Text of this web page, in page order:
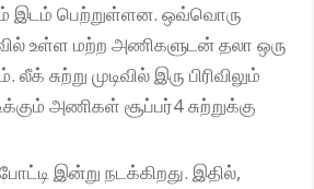
இடம் பெற்றுள்ளன. ஒவ்வொரு
உள்ள மற்ற அணிகளுடன் தலா ஒரு
சுற்று முடிவில் இரு பிரிவிலும்
அணிகள் சூப்பர்4 சுற்றுக்கு
இன்று நடக்கிறது. இதில்,